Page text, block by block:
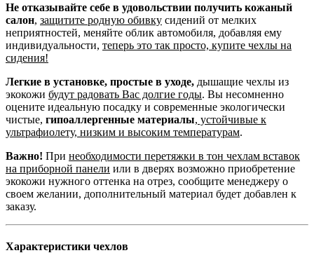
Не отказывайте себе в удовольствии получить кожаный
салон, защитите родную обивку сидений от мелких
неприятностей, меняйте облик автомобиля, добавляя ему
индивидуальности, теперь это так просто, купите чехлы на
сидения!
Легкие в установке, простые в уходе, дышащие чехлы из
экокожи будут радовать Вас долгие годы. Вы несомненно
оцените идеальную посадку и современные экологически
чистые, гипоаллергенные материалы, устойчивые к
ультрафиолету, низким и высоким температурам.
Важно! При необходимости перетяжки в тон чехлам вставок
на приборной панели или в дверях возможно приобретение
экокожи нужного оттенка на отрез, сообщите менеджеру о
своем желании, дополнительный материал будет добавлен к
заказу.
Характеристики чехлов